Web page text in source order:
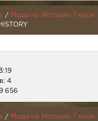
/
Моды на Историю Героя
4
656
/
Моды на Историю Героя